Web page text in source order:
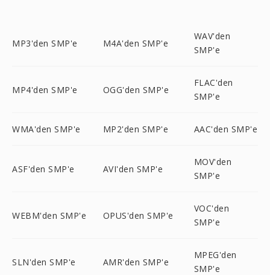
MP3'den SMP'e M4A'den SMP'e
WAV'den
SMP'e
MP4'den SMP'e OGG'den SMP'e
FLAC'den
SMP'e
WMA'den SMP'e MP2'den SMP'e AAC'den SMP'e
ASF'den SMP'e AVI'den SMP'e
MOV'den
SMP'e
WEBM'den SMP'e OPUS'den SMP'e
VOC'den
SMP'e
SLN'den SMP'e AMR'den SMP'e
MPEG'den
SMP'e